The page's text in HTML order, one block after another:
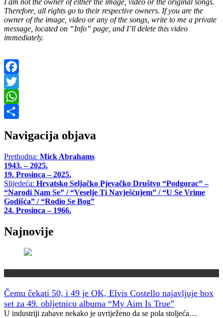
Therefore, all rights go to their respective owners. If you are the
owner of the image, video or any of the songs, write to me a private
message, located on “Info” page, and I’ll delete this video
immediately.
Facebook
Twitter
WhatsApp
Navigacija objava
Prethodna: Mick Abrahams
1943. – 2025.
19. Prosinca – 2025.
Slijedeća: Hrvatsko Seljačko Pjevačko Društvo “Podgorac” –
“Narodi Nam Se” / “Veselje Ti Navješćujem” / “U Se Vrime
Godišća” / “Rodio Se Bog”
24. Prosinca – 1966.
Najnovije
Čemu čekati 50, i 49 je OK, Elvis Costello najavljuje box
set za 49. obljetnicu albuma “My Aim Is True”
U industriji zabave nekako je uvriježeno da se pola stoljeća…